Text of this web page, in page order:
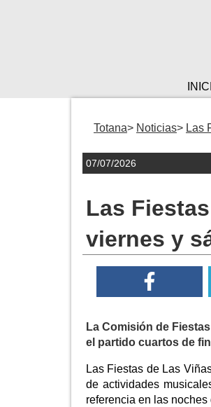
Totana Noticias Las
07/07/2026
Las
viernes y
La Comisión de
el partido cuartos de
Las Fiestas de Las
de actividades
referencia en las noches